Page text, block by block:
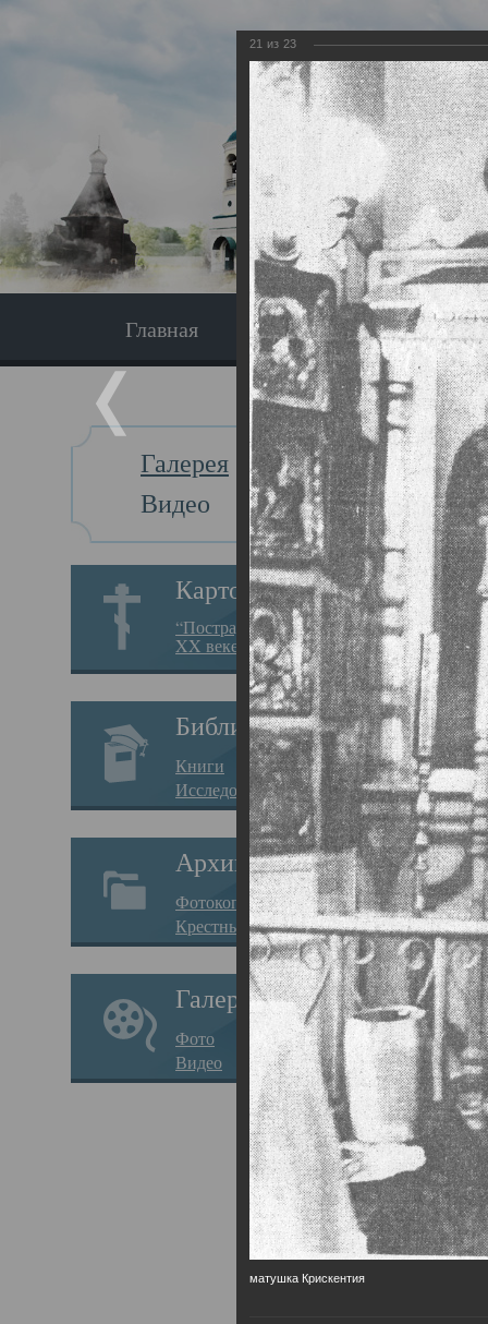
Главная Экскурсия
Галерея
Видео
Картотека
“Пострадавшие за веру в
XX веке на Севере”
Библиотека
Книги
Исследования
Архив
Фотокопии дел
Крестные ходы
Галерея
Фото
Видео
Главная
о
21 из 23
матушка Крискентия